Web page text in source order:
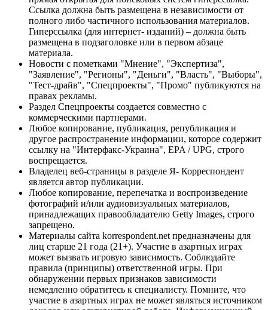
Ссылка должна быть размещена в независимости от
полного либо частичного использования материалов.
Гиперссылка (для интернет- изданий) – должна быть
размещена в подзаголовке или в первом абзаце
материала.
Новости с пометками "Мнение", "Экспертиза",
"Заявление", "Регионы", "Деньги", "Власть", "Выборы",
"Тест-драйв", "Спецпроекты", "Промо" публикуются на
правах рекламы.
Раздел Спецпроекты создается совместно с
коммерческими партнерами.
Любое копирование, публикация, републикация и
другое распространение информации, которое содержит
ссылку на "Интерфакс-Украина", EPA / UPG, строго
воспрещается.
Владелец веб-страницы в разделе Я- Корреспондент
является автор публикации.
Любое копирование, перепечатка и воспроизведение
фотографий и/или аудиовизуальных материалов,
принадлежащих правообладателю Getty Images, строго
запрещено.
Материалы сайта korrespondent.net предназначены для
лиц старше 21 года (21+). Участие в азартных играх
может вызвать игровую зависимость. Соблюдайте
правила (принципы) ответственной игры. При
обнаружении первых признаков зависимости
немедленно обратитесь к специалисту. Помните, что
участие в азартных играх не может являться источником